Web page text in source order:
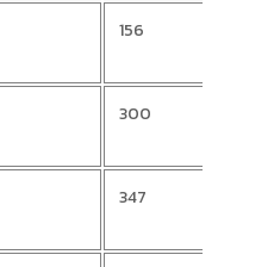
156
300
347